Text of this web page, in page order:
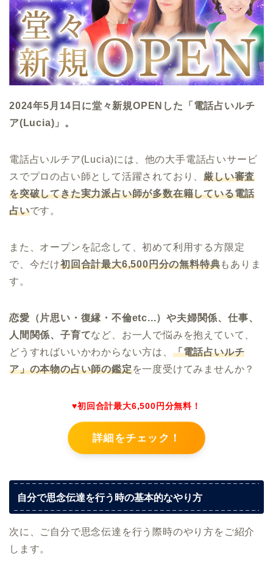
2024年5月14日に堂々新規OPENした「電話占いルチ
ア(Lucia)」。
電話占いルチア(Lucia)には、他の大手電話占いサービ
スでプロの占い師として活躍されており、厳しい審査
を突破してきた実力派占い師が多数在籍している電話
占いです。
また、オープンを記念して、初めて利用する方限定
で、今だけ初回合計最大6,500円分の無料特典もありま
す。
恋愛（片思い・復縁・不倫etc...）や夫婦関係、仕事、
人間関係、子育てなど、お一人で悩みを抱えていて、
どうすればいいかわからない方は、 「電話占いルチ
ア」の本物の占い師の鑑定を一度受けてみませんか？
♥初回合計最大6,500円分無料！
詳細をチェック！
自分で思念伝達を行う時の基本的なやり方
次に、ご自分で思念伝達を行う際時のやり方をご紹介
します。